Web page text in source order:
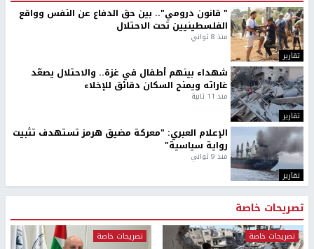
تقارير
" قانون درومي".. بين حق الدفاع عن النفس وواقع
الفلسطينيين تحت الاحتلال
منذ 8 ثواني
تقارير
شهداء بينهم أطفال في غزة.. والاحتلال يصعّد
غاراته ويمنح السكان دقائق للإخلاء
منذ 11 ثانية
تقارير
الإعلام العبري: "معركة مضيق هرمز تستهدف تثبيت
رواية سياسية"
منذ 9 ثواني
تصريحات خاصة
تصريحات خاصة تصريحات خاصة